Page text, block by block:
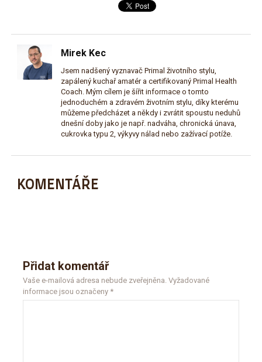
Mirek Kec
Jsem nadšený vyznavač Primal životního stylu,
zapálený kuchař amatér a certifikovaný Primal Health
Coach. Mým cílem je šířit informace o tomto
jednoduchém a zdravém životním stylu, díky kterému
můžeme předcházet a někdy i zvrátit spoustu neduhů
dnešní doby jako je např. nadváha, chronická únava,
cukrovka typu 2, výkyvy nálad nebo zažívací potíže.
KOMENTÁŘE
Přidat komentář
Vaše e-mailová adresa nebude zveřejněna. Vyžadované
informace jsou označeny *